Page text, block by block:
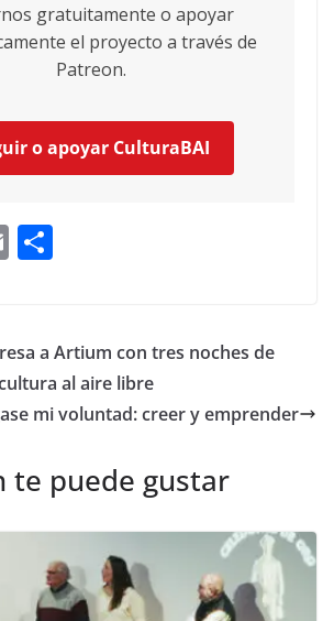
gratuitamente o apoyar
el proyecto a través de
Patreon.
o apoyar CulturaBAI
E
l p
ar
ti
a Artium con tres noches de
al aire libre
mi voluntad: creer y emprender
te puede gustar